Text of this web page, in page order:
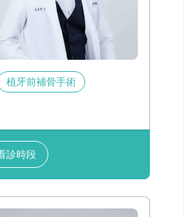
植牙前補骨手術
診時段